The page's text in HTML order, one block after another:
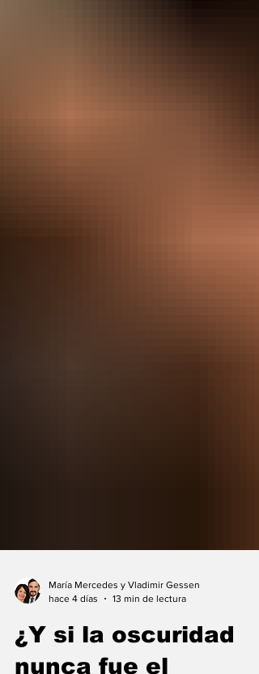
¿Y si la oscuridad